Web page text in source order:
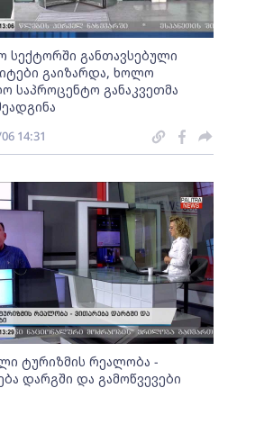
სექტორში განთავსებული
გაიზარდა, ხოლო
საპროცენტო განაკვეთმა
14:31
ტურიზმის რეალობა -
დარგში და გამოწვევები